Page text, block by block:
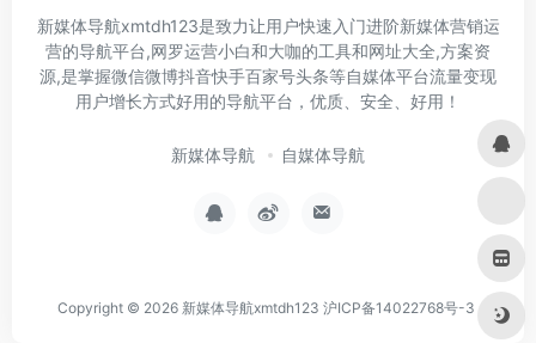
新媒体导航xmtdh123是致力让用户快速入门进阶新媒体营销运
营的导航平台,网罗运营小白和大咖的工具和网址大全,方案资
源,是掌握微信微博抖音快手百家号头条等自媒体平台流量变现
用户增长方式好用的导航平台，优质、安全、好用！
新媒体导航 自媒体导航
Copyright © 2026 新媒体导航xmtdh123 沪ICP备14022768号-3